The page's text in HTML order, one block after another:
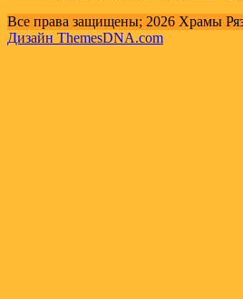
Все права защищены; 2026 Храмы
Дизайн ThemesDNA.com